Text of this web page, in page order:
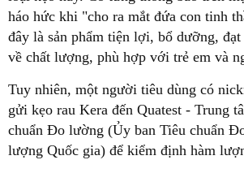
háo hức khi "cho ra mắt đứa con tinh
đây là sản phẩm tiện lợi, bổ dưỡng,
về chất lượng, phù hợp với trẻ em và
Tuy nhiên, một người tiêu dùng có
gửi kẹo rau Kera đến Quatest - Trung
chuẩn Đo lường (Ủy ban Tiêu chuẩn
lượng Quốc gia) để kiểm định hàm